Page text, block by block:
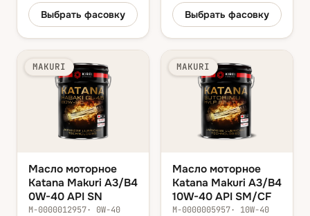
Выбрать фасовку Выбрать фасовку
MAKURI
Масло моторное
Katana Makuri A3/B4
0W-40 API SN
М-0000012957· 0W-40
MAKURI
Масло моторное
Katana Makuri A3/B4
10W-40 API SM/CF
М-0000005957· 10W-40